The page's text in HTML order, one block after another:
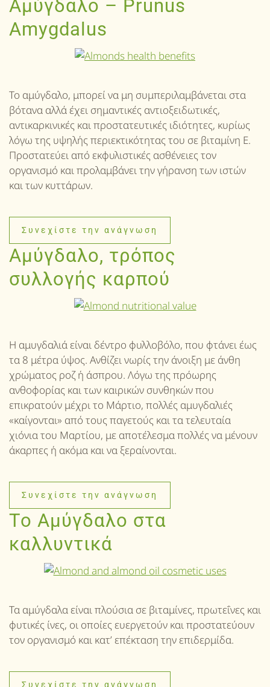
Αμύγδαλο – Prunus
Amygdalus
Το αμύγδαλο, μπορεί να μη συμπεριλαμβάνεται στα
βότανα αλλά έχει σημαντικές αντιοξειδωτικές,
αντικαρκινικές και προστατευτικές ιδιότητες, κυρίως
λόγω της υψηλής περιεκτικότητας του σε βιταμίνη Ε.
Προστατεύει από εκφυλιστικές ασθένειες τον
οργανισμό και προλαμβάνει την γήρανση των ιστών
και των κυττάρων.
Συνεχίστε την ανάγνωση
Αμύγδαλο, τρόπος
συλλογής καρπού
Η αμυγδαλιά είναι δέντρο φυλλοβόλο, που φτάνει έως
τα 8 μέτρα ύψος. Ανθίζει νωρίς την άνοιξη με άνθη
χρώματος ροζ ή άσπρου. Λόγω της πρόωρης
ανθοφορίας και των καιρικών συνθηκών που
επικρατούν μέχρι το Μάρτιο, πολλές αμυγδαλιές
«καίγονται» από τους παγετούς και τα τελευταία
χιόνια του Μαρτίου, με αποτέλεσμα πολλές να μένουν
άκαρπες ή ακόμα και να ξεραίνονται.
Συνεχίστε την ανάγνωση
Το Αμύγδαλο στα
καλλυντικά
Τα αμύγδαλα είναι πλούσια σε βιταμίνες, πρωτεΐνες και
φυτικές ίνες, οι οποίες ευεργετούν και προστατεύουν
τον οργανισμό και κατ’ επέκταση την επιδερμίδα.
Συνεχίστε την ανάγνωση